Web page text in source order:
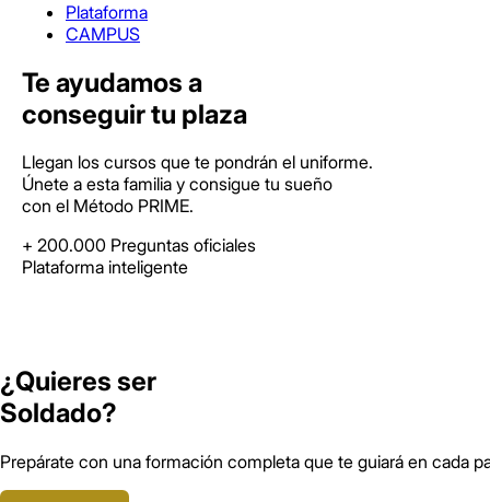
Plataforma
CAMPUS
Te ayudamos a
conseguir tu plaza
Llegan los cursos que te pondrán el uniforme.
Únete a esta familia y consigue tu sueño
con el Método PRIME.
+ 200.000 Preguntas oficiales
Plataforma inteligente
¿Quieres ser
Soldado?
Prepárate con una formación completa que te guiará en cada